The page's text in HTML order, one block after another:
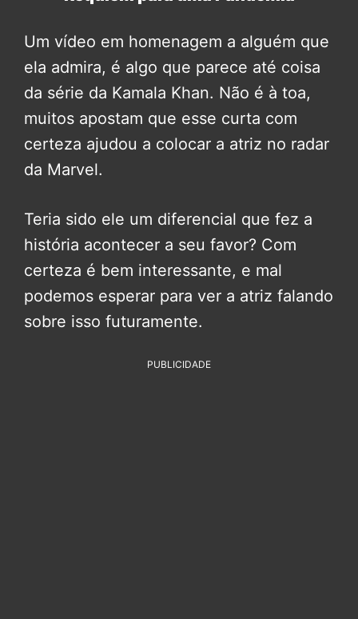
Um vídeo em homenagem a alguém que
ela admira, é algo que parece até coisa
da série da Kamala Khan. Não é à toa,
muitos apostam que esse curta com
certeza ajudou a colocar a atriz no radar
da Marvel.
Teria sido ele um diferencial que fez a
história acontecer a seu favor? Com
certeza é bem interessante, e mal
podemos esperar para ver a atriz falando
sobre isso futuramente.
PUBLICIDADE